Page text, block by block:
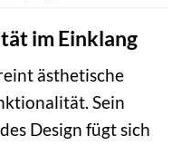
im Einklang
ästhetische
Sein
Design fügt sich